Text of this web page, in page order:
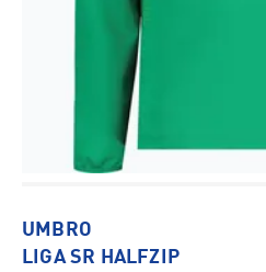
UMBRO
LIGA SR HALFZIP